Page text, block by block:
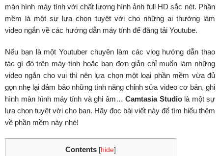
màn hình máy tính với chất lượng hình ảnh full HD sắc nét. Phần
mềm là một sự lựa chọn tuyệt vời cho những ai thường làm
video ngắn về các hướng dẫn máy tính để đăng tải Youtube.
Nếu bạn là một Youtuber chuyên làm các vlog hướng dẫn thao
tác gì đó trên máy tính hoặc bạn đơn giản chỉ muốn làm những
video ngắn cho vui thì nên lựa chọn một loại phần mềm vừa đủ
gọn nhẹ lại đảm bảo những tính năng chỉnh sửa video cơ bản, ghi
hình màn hình máy tính và ghi âm… Camtasia Studiolà một sự
lựa chọn tuyệt vời cho bạn. Hãy đọc bài viết này để tìm hiểu thêm
về phần mềm này nhé!
Contents [hide]